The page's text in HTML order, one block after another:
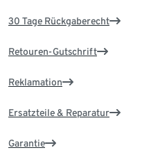
30 Tage Rückgaberecht
Retouren-Gutschrift
Reklamation
Ersatzteile & Reparatur
Garantie